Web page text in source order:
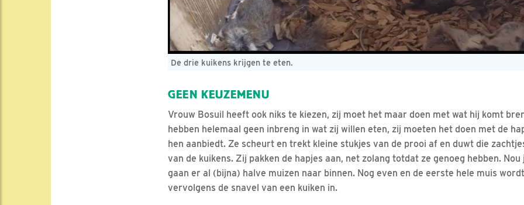
De drie kuikens krijgen te eten.
GEEN KEUZEMENU
Vrouw Bosuil heeft ook niks te kiezen, zij moet het maar doen met wat hij komt
hebben helemaal geen inbreng in wat zij willen eten, zij moeten het doen met de
hen aanbiedt. Ze scheurt en trekt kleine stukjes van de prooi af en duwt die
van de kuikens. Zij pakken de hapjes aan, net zolang totdat ze genoeg hebben.
gaan er al (bijna) halve muizen naar binnen. Nog even en de eerste hele muis
vervolgens de snavel van een kuiken in.